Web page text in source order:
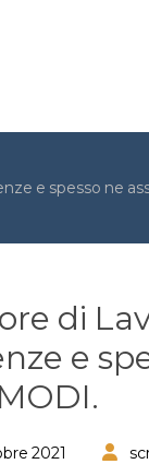
e spesso ne
di
e
2021